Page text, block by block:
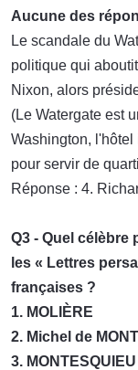
Aucune des
Le scandale du
politique qui
Nixon, alors
(Le Watergate est
Washington,
pour servir de
Réponse : 4.
Q3 - Quel célèbre
les « Lettres
françaises ?
1. MOLIÈRE
2. Michel de
3. MONTESQUIEU